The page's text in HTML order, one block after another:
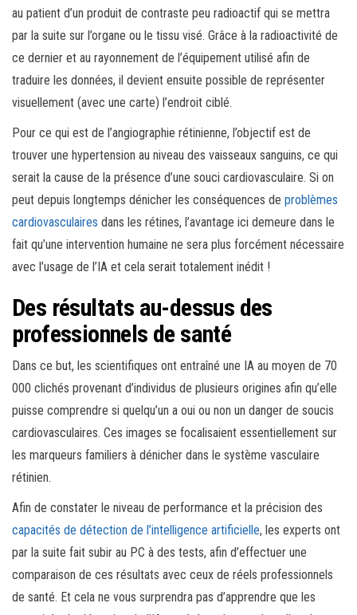
au patient d’un produit de contraste peu radioactif qui se mettra
par la suite sur l’organe ou le tissu visé. Grâce à la radioactivité de
ce dernier et au rayonnement de l’équipement utilisé afin de
traduire les données, il devient ensuite possible de représenter
visuellement (avec une carte) l’endroit ciblé.
Pour ce qui est de l’angiographie rétinienne, l’objectif est de
trouver une hypertension au niveau des vaisseaux sanguins, ce qui
serait la cause de la présence d’une souci cardiovasculaire. Si on
peut depuis longtemps dénicher les conséquences de problèmes
cardiovasculaires dans les rétines, l’avantage ici demeure dans le
fait qu’une intervention humaine ne sera plus forcément nécessaire
avec l’usage de l’IA et cela serait totalement inédit !
Des résultats au-dessus des
professionnels de santé
Dans ce but, les scientifiques ont entraîné une IA au moyen de 70
000 clichés provenant d’individus de plusieurs origines afin qu’elle
puisse comprendre si quelqu’un a oui ou non un danger de soucis
cardiovasculaires. Ces images se focalisaient essentiellement sur
les marqueurs familiers à dénicher dans le système vasculaire
rétinien.
Afin de constater le niveau de performance et la précision des
capacités de détection de l’intelligence artificielle, les experts ont
par la suite fait subir au PC à des tests, afin d’effectuer une
comparaison de ces résultats avec ceux de réels professionnels
de santé. Et cela ne vous surprendra pas d’apprendre que les